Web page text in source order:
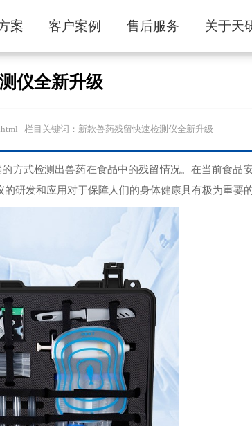
案 客户案例 售后服务 关于天
仪全新升级
栏目关键词：新款兽药残留快速检测仪全新升级
方式检测出兽药在食品中的残留情况。在当前食品
研发和应用对于保障人们的身体健康具有极为重要的